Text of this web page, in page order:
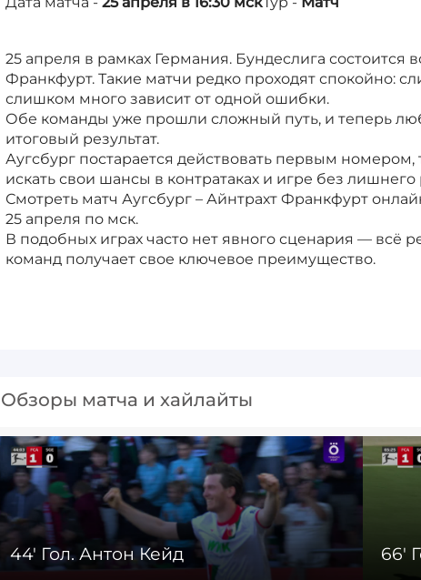
25 апреля в рамках Германия. Бундеслига состоится
Франкфурт. Такие матчи редко проходят спокойно:
слишком много зависит от одной ошибки.
Обе команды уже прошли сложный путь, и теперь
итоговый результат.
Аугсбург постарается действовать первым номером,
искать свои шансы в контратаках и игре без лишнего
Смотреть матч Аугсбург – Айнтрахт Франкфурт
25 апреля по мск.
В подобных играх часто нет явного сценария — всё
команд получает свое ключевое преимущество.
Обзоры матча и хайлайты
44' Гол. Антон Кейд 66'